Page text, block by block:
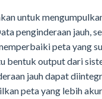
untuk
penginderaan jauh,
peta yang
bentuk output dari
jauh dapat
peta yang lebih